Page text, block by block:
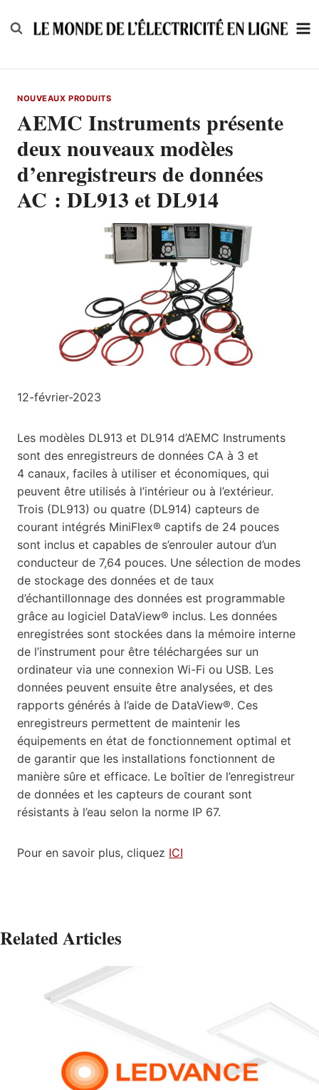
to
NOUVEAUX PRODUITS
AEMC Instruments présente
deux nouveaux modèles
d’enregistreurs de données
AC : DL913 et DL914
12-février-2023
Les modèles DL913 et DL914 d’AEMC Instruments
sont des enregistreurs de données CA à 3 et
4 canaux, faciles à utiliser et économiques, qui
peuvent être utilisés à l’intérieur ou à l’extérieur.
Trois (DL913) ou quatre (DL914) capteurs de
courant intégrés MiniFlex® captifs de 24 pouces
sont inclus et capables de s’enrouler autour d’un
conducteur de 7,64 pouces. Une sélection de modes
de stockage des données et de taux
d’échantillonnage des données est programmable
grâce au logiciel DataView® inclus. Les données
enregistrées sont stockées dans la mémoire interne
de l’instrument pour être téléchargées sur un
ordinateur via une connexion Wi-Fi ou USB. Les
données peuvent ensuite être analysées, et des
rapports générés à l’aide de DataView®. Ces
enregistreurs permettent de maintenir les
équipements en état de fonctionnement optimal et
de garantir que les installations fonctionnent de
manière sûre et efficace. Le boîtier de l’enregistreur
de données et les capteurs de courant sont
résistants à l’eau selon la norme IP 67.
Pour en savoir plus, cliquez ICI
Related Articles